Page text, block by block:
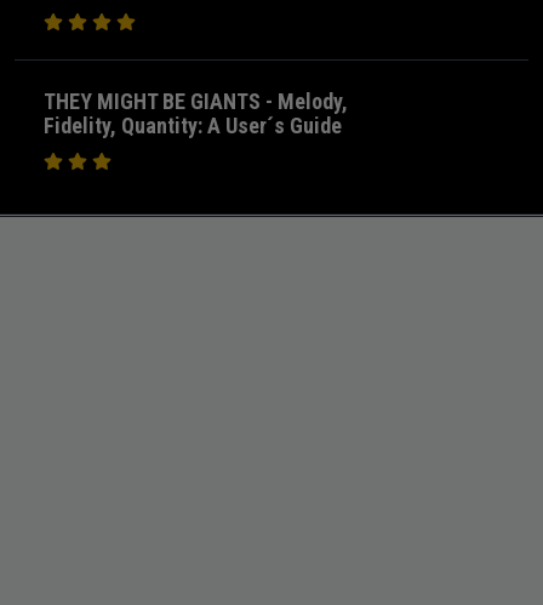
THEY MIGHT BE GIANTS - Melody,
Fidelity, Quantity: A User´s Guide